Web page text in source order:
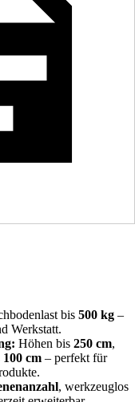
bis 500 kg –
Werkstatt.
Höhen bis 250 cm,
100 cm – perfekt für
, werkzeuglos